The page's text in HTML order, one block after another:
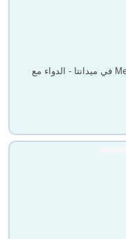
رئيس مجلس الإدارة والعضو المنتدب ، Medanta في ميدانتا - الدواء مع